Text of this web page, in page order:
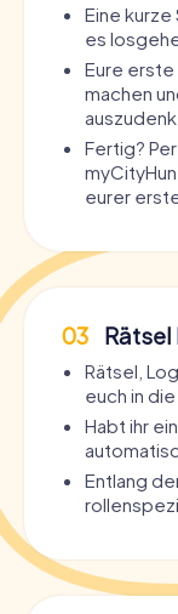
Eine kurze
es
Eure
machen
Fertig?
eurer
03 Rätsel
Rätsel,
euch in
Habt ihr
Entlang